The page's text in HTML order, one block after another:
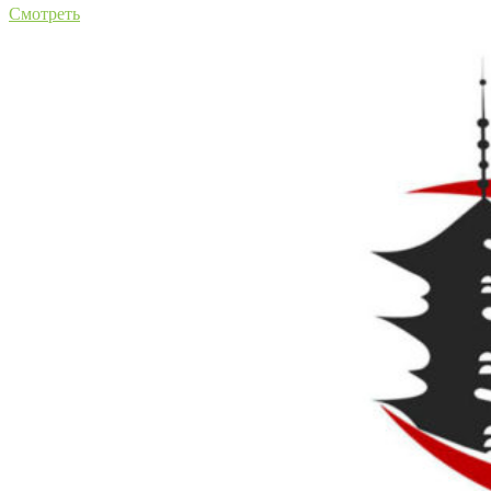
Смотреть